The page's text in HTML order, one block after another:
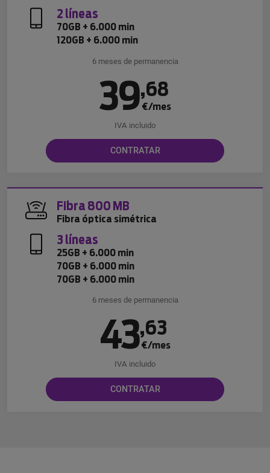
2 líneas
70GB + 6.000 min
120GB + 6.000 min
6 meses de permanencia
39,68
€/mes
IVA incluido
CONTRATAR
Fibra 800 MB
Fibra óptica simétrica
3 líneas
25GB + 6.000 min
70GB + 6.000 min
70GB + 6.000 min
6 meses de permanencia
43,63
€/mes
IVA incluido
CONTRATAR